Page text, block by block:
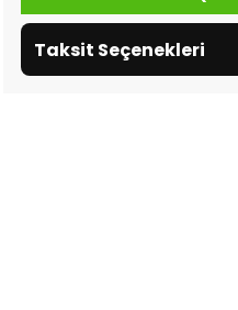
Taksit Seçenekleri